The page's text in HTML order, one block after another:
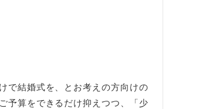
で結婚式を、とお考えの方向けの
予算をできるだけ抑えつつ、「少